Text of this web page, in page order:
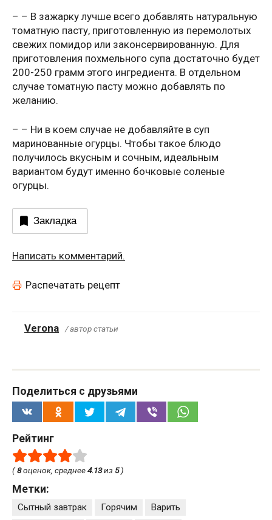
– – В зажарку лучше всего добавлять натуральную
томатную пасту, приготовленную из перемолотых
свежих помидор или законсервированную. Для
приготовления похмельного супа достаточно будет
200-250 грамм этого ингредиента. В отдельном
случае томатную пасту можно добавлять по
желанию.
– – Ни в коем случае не добавляйте в суп
маринованные огурцы. Чтобы такое блюдо
получилось вкусным и сочным, идеальным
вариантом будут именно бочковые соленые
огурцы.
Закладка
Написать комментарий.
Распечатать рецепт
Verona / автор статьи
Поделиться с друзьями
Рейтинг
(8оценок, среднее4.13из 5)
Метки:
Сытный завтрак Горячим
Варить